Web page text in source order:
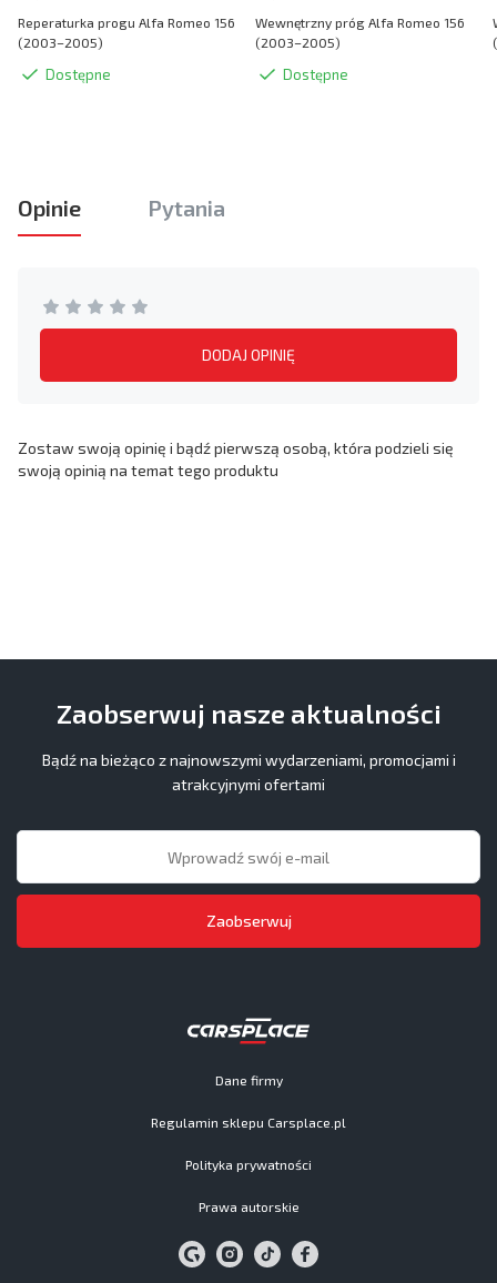
Reperaturka progu Alfa Romeo 156
(2003–2005)
Dostępne
Wewnętrzny próg Alfa Romeo 156
(2003–2005)
Dostępne
Opinie Pytania
DODAJ OPINIĘ
Zostaw swoją opinię i bądź pierwszą osobą, która podzieli się
swoją opinią na temat tego produktu
Dane firmy
Regulamin sklepu Carsplace.pl
Polityka prywatności
Prawa autorskie
Zaobserwuj nasze aktualności
Bądź na bieżąco z najnowszymi wydarzeniami, promocjami i
atrakcyjnymi ofertami
Zaobserwuj